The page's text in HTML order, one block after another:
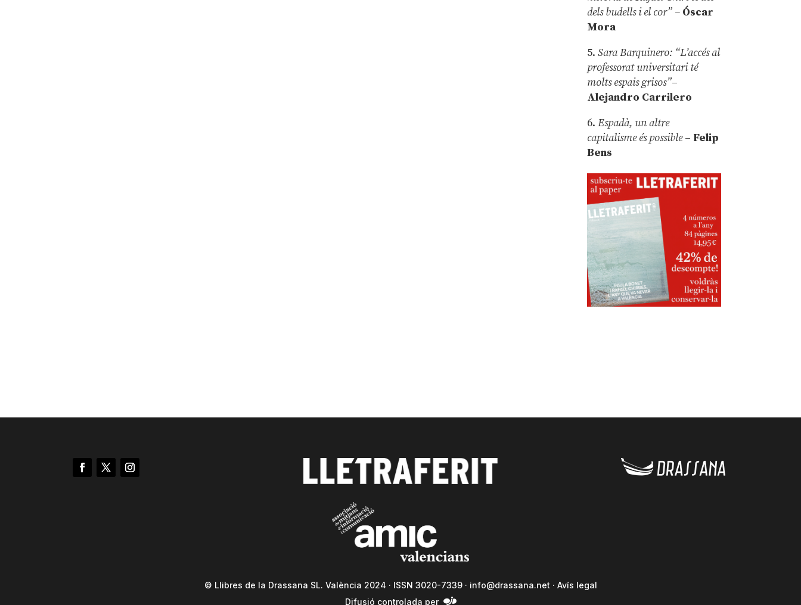
dels budells i el cor” – Óscar
Mora
5.Sara Barquinero: “L’accés al
professorat universitari té
molts espais grisos”–
Alejandro Carrilero
6.Espadà, un altre
capitalisme és possible – Felip
Bens
© Llibres de la Drassana SL. València 2024 · ISSN 3020-7339 · info@drassana.net · Avís legal
Difusió controlada per